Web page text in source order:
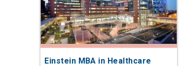
Einstein MBA in Healthcare